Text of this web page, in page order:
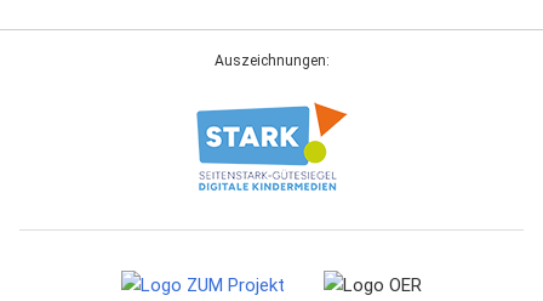
Auszeichnungen: